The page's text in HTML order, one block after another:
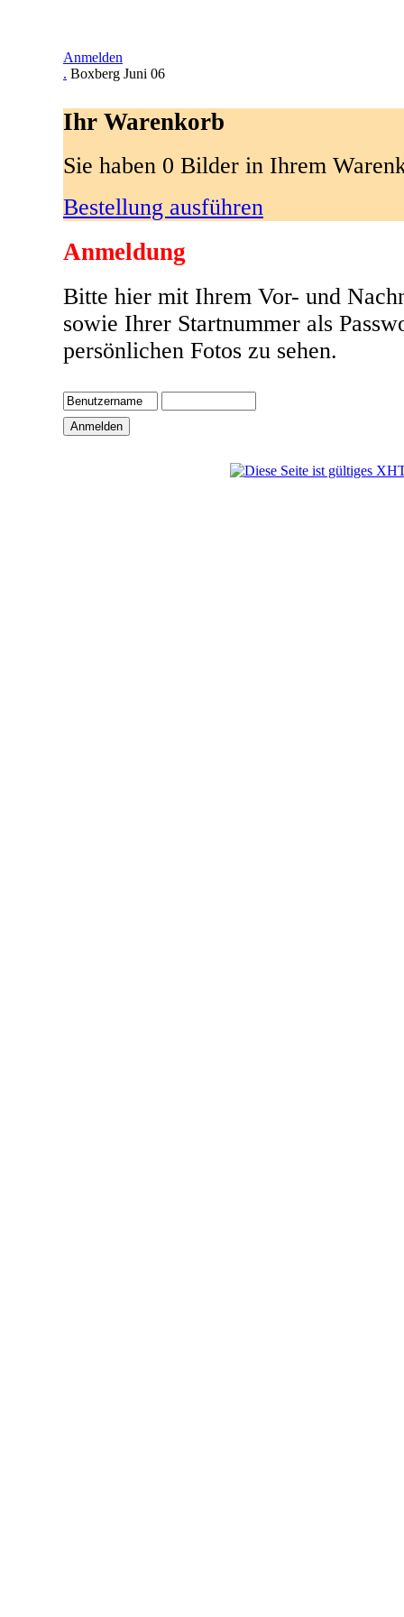
Anmelden
. Boxberg Juni 06
Ihr Warenkorb
Sie haben 0 Bilder in Ihrem
Bestellung ausführen
Anmeldung
Bitte hier mit Ihrem Vor- und
sowie Ihrer Startnummer als
persönlichen Fotos zu sehen.